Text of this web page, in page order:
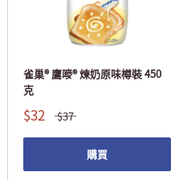
雀巢® 鷹嘜® 煉奶原味樽裝 450
克
$32 $37
購買